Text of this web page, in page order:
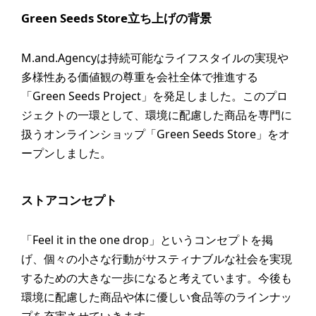
Green Seeds Store立ち上げの背景
M.and.Agencyは持続可能なライフスタイルの実現や
多様性ある価値観の尊重を会社全体で推進する
「Green Seeds Project」を発足しました。このプロ
ジェクトの一環として、環境に配慮した商品を専門に
扱うオンラインショップ「Green Seeds Store」をオ
ープンしました。
ストアコンセプト
「Feel it in the one drop」というコンセプトを掲
げ、個々の小さな行動がサスティナブルな社会を実現
するための大きな一歩になると考えています。今後も
環境に配慮した商品や体に優しい食品等のラインナッ